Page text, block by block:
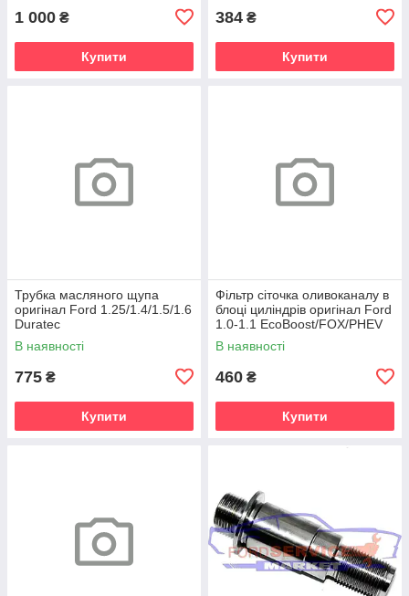
1 000 ₴
Купити
384 ₴
Купити
Трубка масляного щупа
оригінал Ford 1.25/1.4/1.5/1.6
Duratec
В наявності
775 ₴
Купити
Фільтр сіточка оливоканалу в
блоці циліндрів оригінал Ford
1.0-1.1 EcoBoost/FOX/PHEV
В наявності
460 ₴
Купити